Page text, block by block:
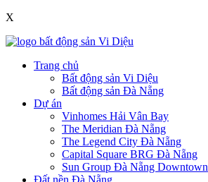
X
Trang chủ
Bất động sản Vi Diệu
Bất động sản Đà Nẵng
Dự án
Vinhomes Hải Vân Bay
The Meridian Đà Nẵng
The Legend City Đà Nẵng
Capital Square BRG Đà Nẵng
Sun Group Đà Nẵng Downtown
Đất nền Đà Nẵng